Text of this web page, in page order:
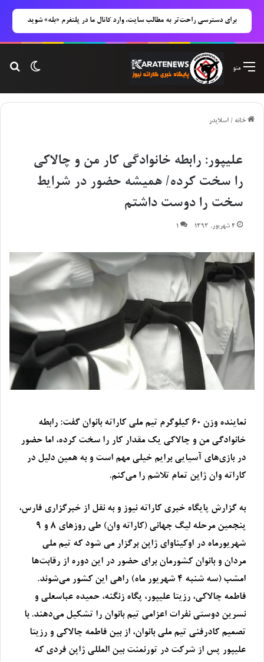
برای دسترسی راحت‌تر به مطالب سایت، وارد کانال ما در پلتفرم «بله» شوید
تغییر منو
خانه / اسلایدر
علیپور: رابطه خانوادگی کار من و چالاکی
را سخت کرده/ همیشه حضور در شرایط
سخت را دوست داشتم
۴ شهریور, ۱۳۹۳ ۱
نماینده وزن ۶۰ کیلوگرم تیم‌ ملی کاراته بانوان گفت: رابطه
خانوادگی من و چالاکی یک مقدار کار را سخت کرده، اما حضور
در بازی‌های آسیایی برایم خیلی مهم است و به همین دلیل در
کاراته وان ژاپن تمام تلاشم را می‌کنم.
به گزارش پایگاه خبری کاراته نیوز و به نقل از خبرگزاری فارس،
پنجمین مرحله لیگ جهانی (کاراته وان) طی روزهای ۸ و ۹
شهریورماه در اوکیناوای ژاپن برگزار می شود که تیم ملی
مردان و بانوان کشورمان برای حضور در این دوره از رقابت‌ها
امشب (سه شنبه ۴ شهریور ماه) راهی این کشور می‌شوند.
فاطمه چالاکی، رزیتا علیپور، پگاه زنگنه، حمیده عباسعلی و
نسرین دوستی نفرات اعزامی تیم بانوان را تشکیل می‌دهند. با
تصمیم کادرفنی تیم ملی بانوان، از بین فاطمه چالاکی و رزیتا
علیپور پس از شرکت در تورنمنت بین المللی ژاپن فردی که